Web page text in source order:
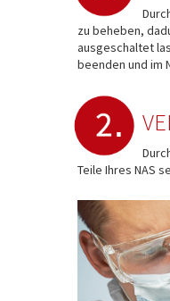
zu beheben,
ausgeschaltet
beenden und im
Teile Ihres NAS